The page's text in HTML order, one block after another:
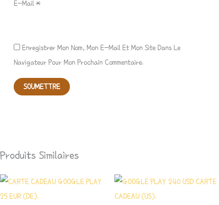
E-Mail*
Enregistrer Mon Nom, Mon E-Mail Et Mon Site Dans Le
Navigateur Pour Mon Prochain Commentaire.
Produits Similaires